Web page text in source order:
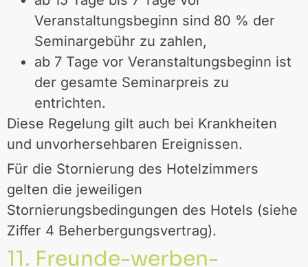
Veranstaltungsbeginn sind 80 % der
Seminargebühr zu zahlen,
ab 7 Tage vor Veranstaltungsbeginn ist
der gesamte Seminarpreis zu
entrichten.
Diese Regelung gilt auch bei Krankheiten
und unvorhersehbaren Ereignissen.
Für die Stornierung des Hotelzimmers
gelten die jeweiligen
Stornierungsbedingungen des Hotels (siehe
Ziffer 4 Beherbergungsvertrag).
11. Freunde-werben-